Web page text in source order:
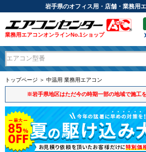
岩手県のオフィス用・店舗・業務用
業務用エアコンオンラインNo.1ショップ
トップページ ＞ 中温用 業務用エアコン
※岩手県地区はただ今の時期一部の地域で施工